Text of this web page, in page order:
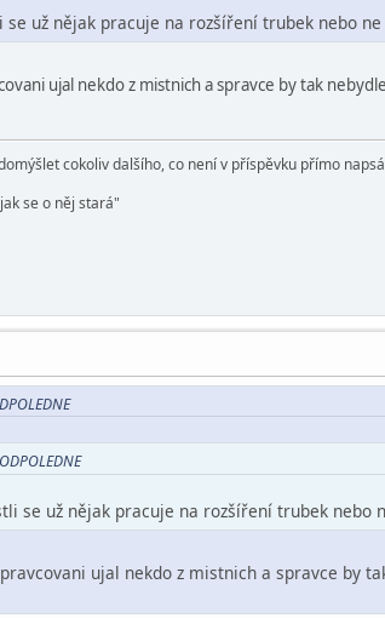
už nějak pracuje na rozšíření trubek nebo ne
ujal nekdo z mistnich a spravce by tak
cokoliv dalšího, co není v příspěvku přímo
se o něj stará"
se už nějak pracuje na rozšíření trubek nebo
ujal nekdo z mistnich a spravce by